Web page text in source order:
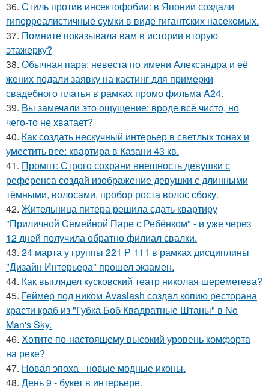
36. Стиль против инсектофобии: в Японии создали
гиперреалистичные сумки в виде гигантских насекомых.
37. Помните показывала вам в истории вторую
этажерку?
38. Обычная пара: невеста по имени Александра и её
жених подали заявку на кастинг для примерки
свадебного платья в рамках промо фильма A24.
39. Вы замечали это ощущение: вроде всё чисто, но
чего-то не хватает?
40. Как создать нескучный интерьер в светлых тонах и
уместить все: квартира в Казани 43 кв.
41. Промпт: Строго сохрани внешность девушки с
референса создай изображение девушки с длинными
тёмными, волосами, пробор роста волос сбоку.
42. Жительница питера решила сдать квартиру
"Приличной Семейной Паре с Ребёнком" - и уже через
12 дней получила обратно филиал свалки.
43. 24 марта у группы 221 Р 111 в рамках дисциплины
"Дизайн Интерьера" прошел экзамен.
44. Как выглядел кусковский театр николая шереметева?
45. Геймер под ником Avaslash создал копию ресторана
красти краб из "Губка Боб Квадратные Штаны" в No
Man's Sky.
46. Хотите по-настоящему высокий уровень комфорта
на реке?
47. Новая эпоха - новые модные иконы.
48. День 9 - букет в интерьере.